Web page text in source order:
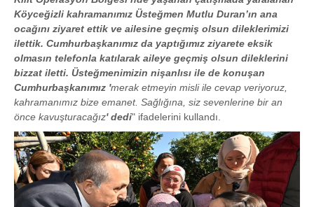
Köyceğizli kahramanımız Üsteğmen Mutlu Duran’ın ana
ocağını ziyaret ettik ve ailesine geçmiş olsun dileklerimizi
ilettik. Cumhurbaşkanımız da yaptığımız ziyarete eksik
olmasın telefonla katılarak aileye geçmiş olsun dileklerini
bizzat iletti. Üsteğmenimizin nişanlısı ile de konuşan
Cumhurbaşkanımız 'merak etmeyin misli ile cevap veriyoruz,
kahramanımız bize emanet. Sağlığına, siz sevenlerine bir an
önce kavuşturacağız' dedi" ifadelerini kullandı.